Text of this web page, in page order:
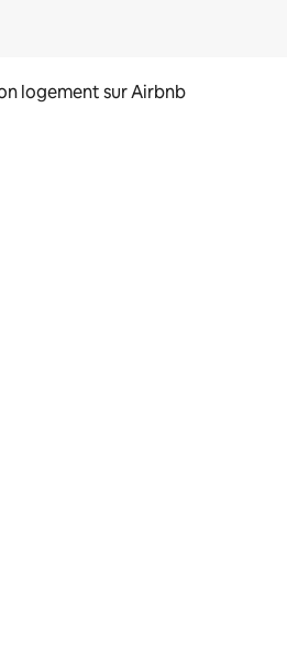
logement sur Airbnb